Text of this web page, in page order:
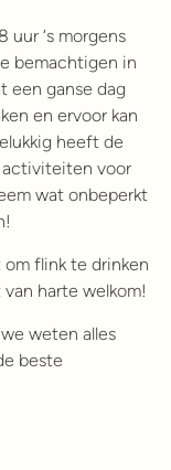
uur ‘s morgens
bemachtigen in
een ganse dag
en ervoor kan
heeft de
activiteiten voor
wat onbeperkt
flink te drinken
harte welkom!
weten alles
beste